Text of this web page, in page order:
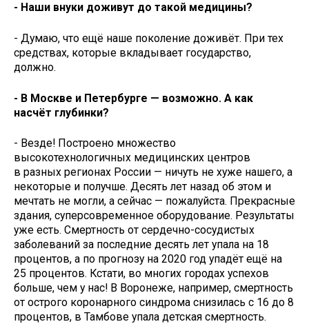
- Наши внуки доживут до такой медицины?
- Думаю, что ещё наше поколение доживёт. При тех
средствах, которые вкладывает государство,
должно.
- В Москве и Петербурге — возможно. А как
насчёт глубинки?
- Везде! Построено множество
высокотехнологичных медицинских центров
в разных регионах России — ничуть не хуже нашего, а
некоторые и получше. Десять лет назад об этом и
мечтать не могли, а сейчас — пожалуйста. Прекрасные
здания, суперсовременное оборудование. Результаты
уже есть. Смертность от сердечно-сосудистых
заболеваний за последние десять лет упала на 18
процентов, а по прогнозу на 2020 год упадёт ещё на
25 процентов. Кстати, во многих городах успехов
больше, чем у нас! В Воронеже, например, смертность
от острого коронарного синдрома снизилась с 16 до 8
процентов, в Тамбове упала детская смертность.